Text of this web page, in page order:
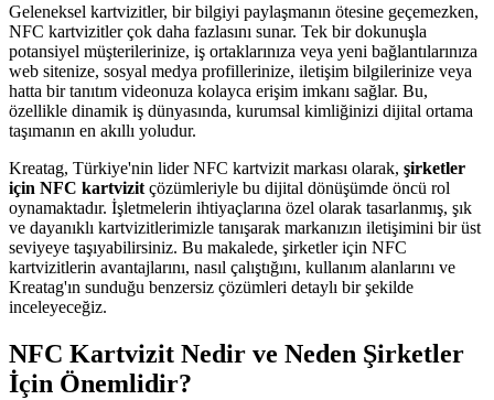
Geleneksel kartvizitler, bir bilgiyi paylaşmanın ötesine geçemezken,
NFC kartvizitler çok daha fazlasını sunar. Tek bir dokunuşla
potansiyel müşterilerinize, iş ortaklarınıza veya yeni bağlantılarınıza
web sitenize, sosyal medya profillerinize, iletişim bilgilerinize veya
hatta bir tanıtım videonuza kolayca erişim imkanı sağlar. Bu,
özellikle dinamik iş dünyasında, kurumsal kimliğinizi dijital ortama
taşımanın en akıllı yoludur.
Kreatag, Türkiye'nin lider NFC kartvizit markası olarak, şirketler
için NFC kartvizit çözümleriyle bu dijital dönüşümde öncü rol
oynamaktadır. İşletmelerin ihtiyaçlarına özel olarak tasarlanmış, şık
ve dayanıklı kartvizitlerimizle tanışarak markanızın iletişimini bir üst
seviyeye taşıyabilirsiniz. Bu makalede, şirketler için NFC
kartvizitlerin avantajlarını, nasıl çalıştığını, kullanım alanlarını ve
Kreatag'ın sunduğu benzersiz çözümleri detaylı bir şekilde
inceleyeceğiz.
NFC Kartvizit Nedir ve Neden Şirketler
İçin Önemlidir?